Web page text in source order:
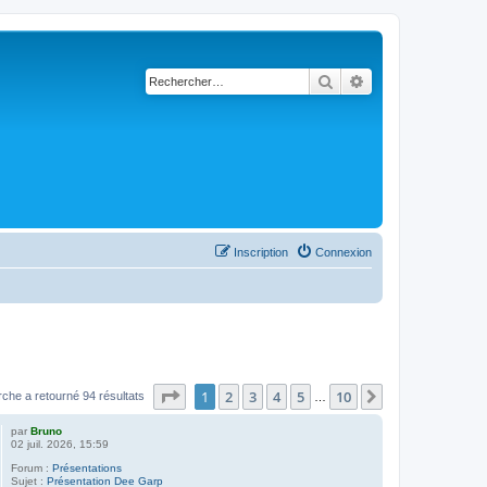
Rechercher
Connexion
Inscription
a retourné 94 résultats Page sur10
1 2 3 4 5 10
parBruno
02 juil. 2026, 15:59
Forum :Présentations
Sujet :Présentation Dee Garp